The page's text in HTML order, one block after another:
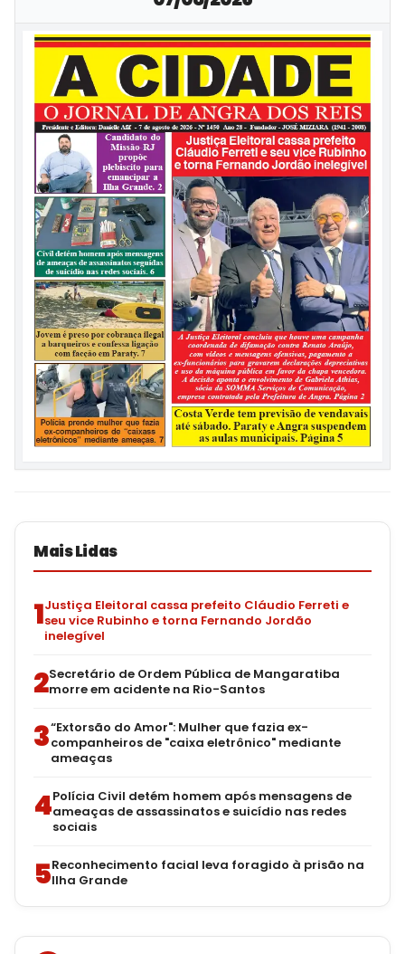
Mais Lidas
1Justiça Eleitoral cassa prefeito Cláudio Ferreti e
seu vice Rubinho e torna Fernando Jordão
inelegível
2Secretário de Ordem Pública de Mangaratiba
morre em acidente na Rio-Santos
3“Extorsão do Amor": Mulher que fazia ex-
companheiros de "caixa eletrônico" mediante
ameaças
4Polícia Civil detém homem após mensagens de
ameaças de assassinatos e suicídio nas redes
sociais
5Reconhecimento facial leva foragido à prisão na
Ilha Grande